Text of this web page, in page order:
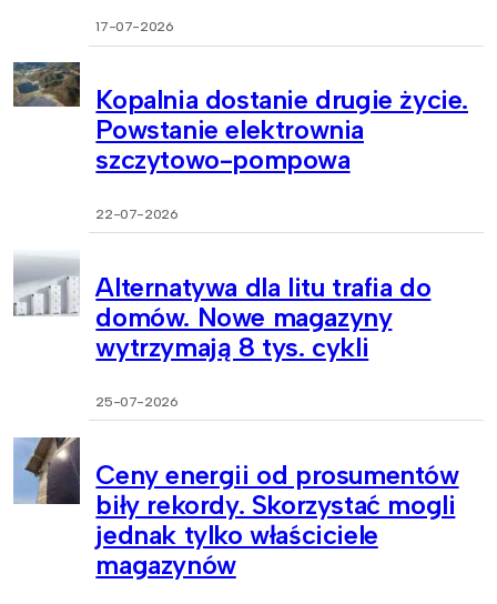
17-07-2026
Kopalnia dostanie drugie życie.
Powstanie elektrownia
szczytowo-pompowa
22-07-2026
Alternatywa dla litu trafia do
domów. Nowe magazyny
wytrzymają 8 tys. cykli
25-07-2026
Ceny energii od prosumentów
biły rekordy. Skorzystać mogli
jednak tylko właściciele
magazynów